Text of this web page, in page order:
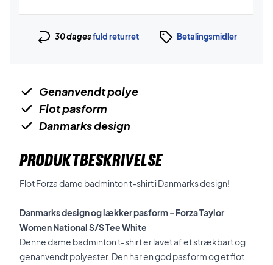
30 dagesfuld returret Betalingsmidler
Genanvendt polye
Flot pasform
Danmarks design
PRODUKTBESKRIVELSE
Flot Forza dame badminton t-shirt i Danmarks design!
Danmarks design og lækker pasform - Forza Taylor
Women National S/S Tee White
Denne dame badminton t-shirt er lavet af et strækbart og
genanvendt polyester. Den har en god pasform og et flot